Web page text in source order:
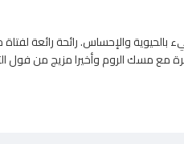
والإحساس. رائحة رائعة لفتاة
مع مسك الروم وأخيرا مزيج من